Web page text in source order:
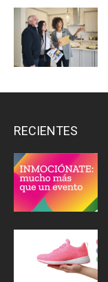
RECIENTES